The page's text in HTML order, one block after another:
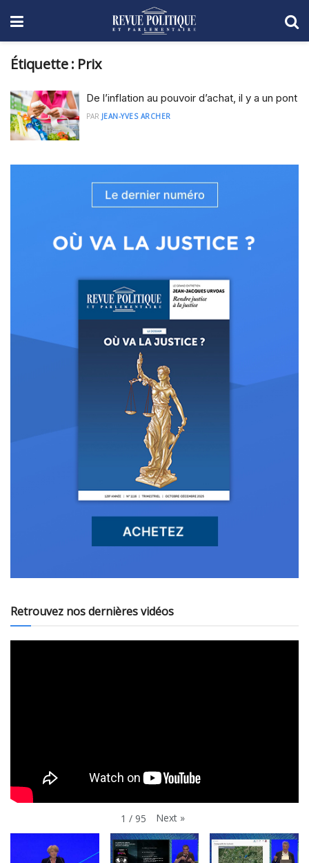
Étiquette : Prix
De l’inflation au pouvoir d’achat, il y a un pont
PAR JEAN-YVES ARCHER
Retrouvez nos dernières vidéos
1 / 95 Next »